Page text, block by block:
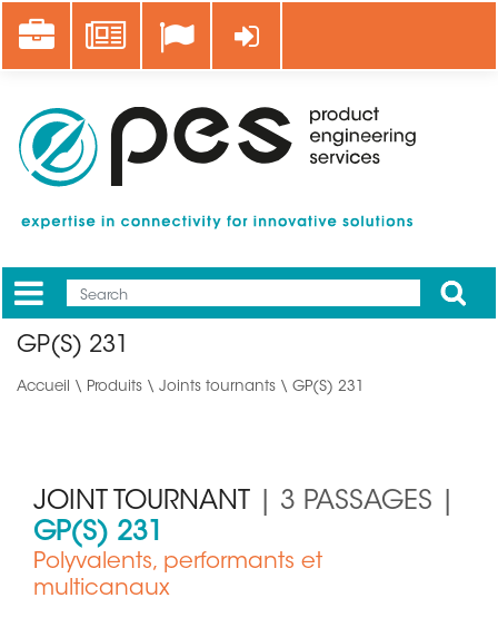
au
contenu
Career News Se connecter
Mobile
Main
Apply
GP(S) 231
Accueil \ Produits \ Joints tournants \ GP(S) 231
JOINT TOURNANT
| 3 PASSAGES |
GP(S) 231
Polyvalents, performants et
multicanaux